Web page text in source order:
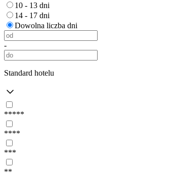
10 - 13 dni
14 - 17 dni
Dowolna liczba dni
-
Standard hotelu
*****
****
***
**